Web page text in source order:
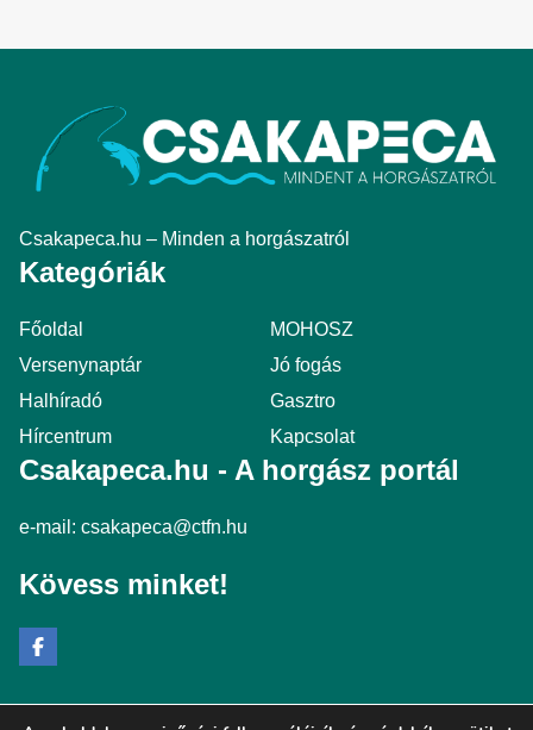
Csakapeca.hu – Minden a horgászatról
Kategóriák
Főoldal
MOHOSZ
Versenynaptár
Jó fogás
Halhíradó
Gasztro
Hírcentrum
Kapcsolat
Csakapeca.hu - A horgász portál
e-mail: csakapeca@ctfn.hu
Kövess minket!